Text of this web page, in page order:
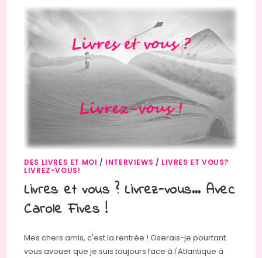
DES LIVRES ET MOI / INTERVIEWS / LIVRES ET VOUS?
LIVREZ-VOUS!
Livres et vous ? Livrez-vous… Avec
Carole Fives !
Mes chers amis, c'est la rentrée ! Oserais-je pourtant
vous avouer que je suis toujours face à l'Atlantique à